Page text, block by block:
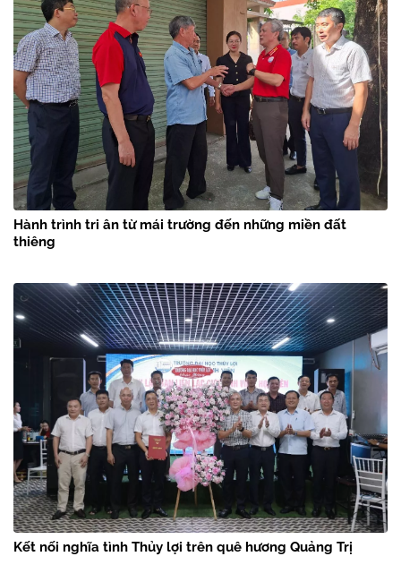
Hành trình tri ân từ mái trường đến những miền đất
thiêng
Kết nối nghĩa tình Thủy lợi trên quê hương Quảng Trị